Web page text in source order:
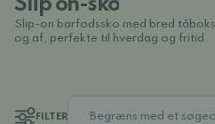
Slip on-sko
Slip-on barfodssko med bred
og af, perfekte til hverdag og fritid.
FILTER